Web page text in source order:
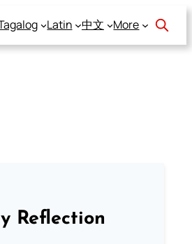
Latin 中文 More
Reflection